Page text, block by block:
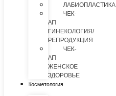
ЛАБИОПЛАСТИКА
ЧЕК-
АП
ГИНЕКОЛОГИЯ/
РЕПРОДУКЦИЯ
ЧЕК-
АП
ЖЕНСКОЕ
ЗДОРОВЬЕ
Косметология